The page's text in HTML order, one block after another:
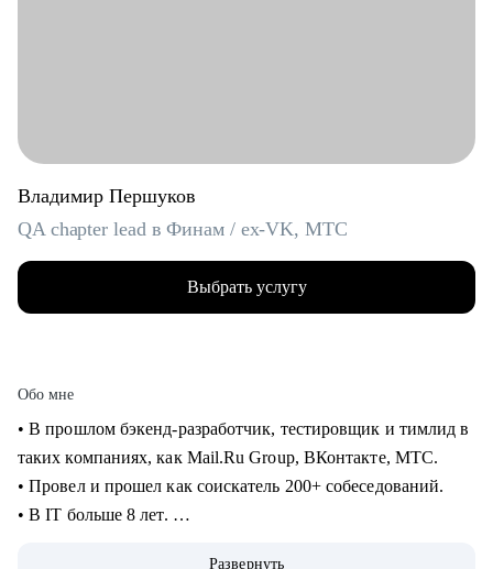
Владимир Першуков
QA chapter lead в Финам / ex-VK, МТС
Выбрать услугу
Обо мне
• В прошлом бэкенд-разработчик, тестировщик и тимлид в
таких компаниях, как Mail.Ru Group, ВКонтакте, МТС.
• Провел и прошел как соискатель 200+ собеседований.
• В IT больше 8 лет.
Развернуть